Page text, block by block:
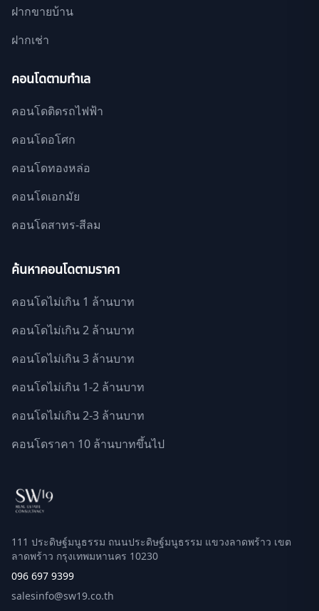
ฝากขายบ้าน
ฝากเช่า
คอนโดตามทำเล
คอนโดติดรถไฟฟ้า
คอนโดอโศก
คอนโดทองหล่อ
คอนโดเอกมัย
คอนโดสาทร-สีลม
ค้นหาคอนโดตามราคา
คอนโดไม่เกิน 1 ล้านบาท
คอนโดไม่เกิน 2 ล้านบาท
คอนโดไม่เกิน 3 ล้านบาท
คอนโดไม่เกิน 1-2 ล้านบาท
คอนโดไม่เกิน 2-3 ล้านบาท
คอนโดราคา 10 ล้านบาทขึ้นไป
111 ประดิษฐ์มนูธรรม ถนนประดิษฐ์มนูธรรม แขวงลาดพร้าว เขต
ลาดพร้าว กรุงเทพมหานคร 10230
096 697 9399
salesinfo@sw19.co.th